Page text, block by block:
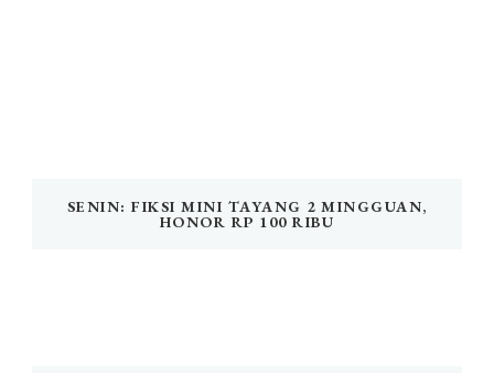
SENIN: FIKSI MINI TAYANG 2 MINGGUAN,
HONOR RP 100 RIBU